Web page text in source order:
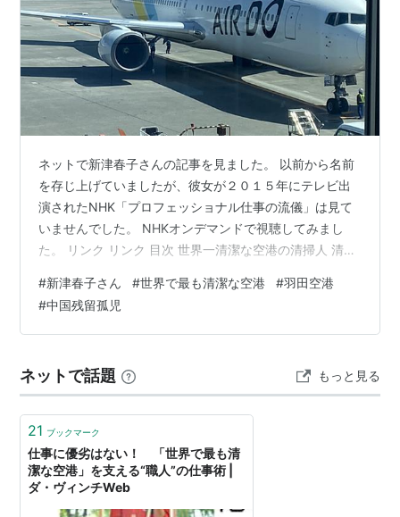
ネットで新津春子さんの記事を見ました。 以前から名前
を存じ上げていましたが、彼女が２０１５年にテレビ出
演されたNHK「プロフェッショナル仕事の流儀」は見て
いませんでした。 NHKオンデマンドで視聴してみまし
た。 リンク リンク 目次 世界一清潔な空港の清掃人 清掃
港の清掃人 新津春子さんは、羽田空港の清掃を担う清掃
会社の社員です。 羽田空港は「世界で最も清潔な空港」
として２０１６年から２０２３年まで連続１位に輝いて
新津春子さんはその１人です。 １０代の頃にアルバイト
で清掃の仕事を始め、現…
#新津春子さん #世界で最も清潔な空港 #羽田空港
#中国残留孤児
ネットで話題 もっと見る
21 ブックマーク
仕事に優劣はない！ 「世界で最も清
潔な空港」を支える“職人”の仕事術 |
ダ・ヴィンチWeb